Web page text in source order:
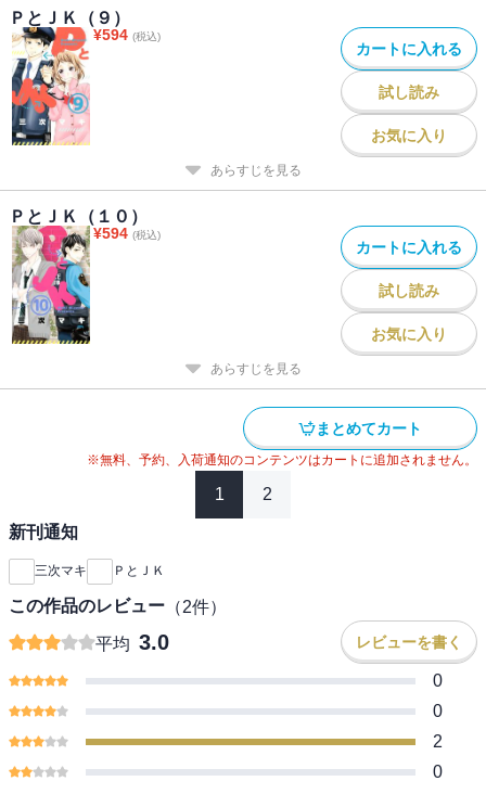
ＰとＪＫ（９）
¥594 (税込)
カートに入れる
試し読み
お気に入り
あらすじを見る
ＰとＪＫ（１０）
¥594 (税込)
カートに入れる
試し読み
お気に入り
あらすじを見る
まとめてカート
※無料、予約、入荷通知のコンテンツはカートに追加されません。
1 2
新刊通知
三次マキ ＰとＪＫ
この作品のレビュー （2件）
平均 3.0 レビューを書く
0
0
2
0